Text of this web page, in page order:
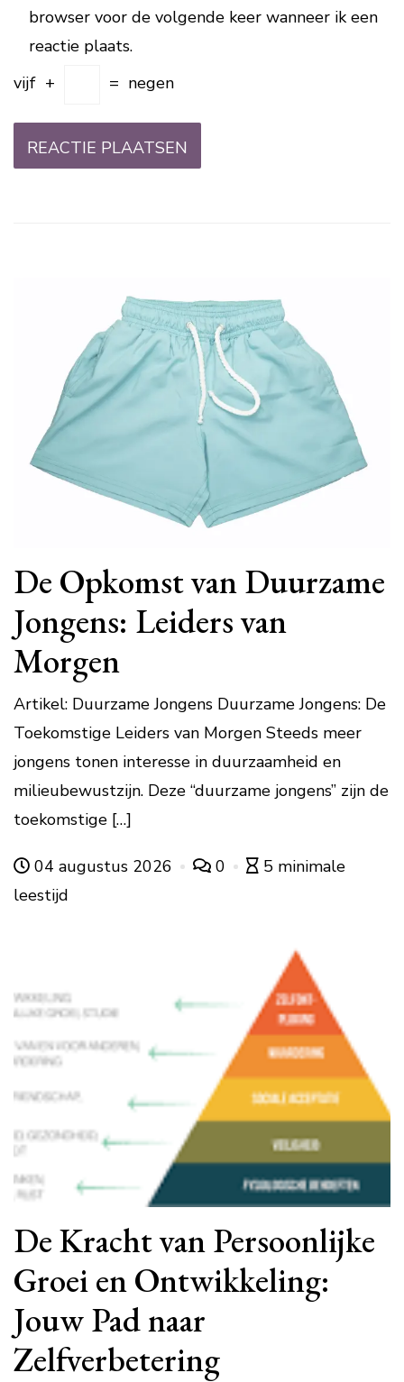
browser voor de volgende keer wanneer ik een
reactie plaats.
vijf + = negen
De Opkomst van Duurzame
Jongens: Leiders van
Morgen
Artikel: Duurzame Jongens Duurzame Jongens: De
Toekomstige Leiders van Morgen Steeds meer
jongens tonen interesse in duurzaamheid en
milieubewustzijn. Deze “duurzame jongens” zijn de
toekomstige […]
04 augustus 2026 0
5 minimale
leestijd
De Kracht van Persoonlijke
Groei en Ontwikkeling:
Jouw Pad naar
Zelfverbetering